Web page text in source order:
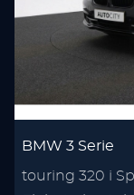
BMW 3 Serie
touring 320 i